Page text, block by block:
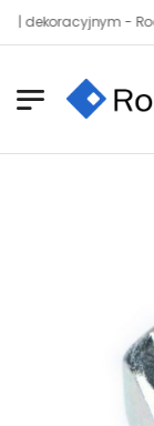
- RodiMAX!